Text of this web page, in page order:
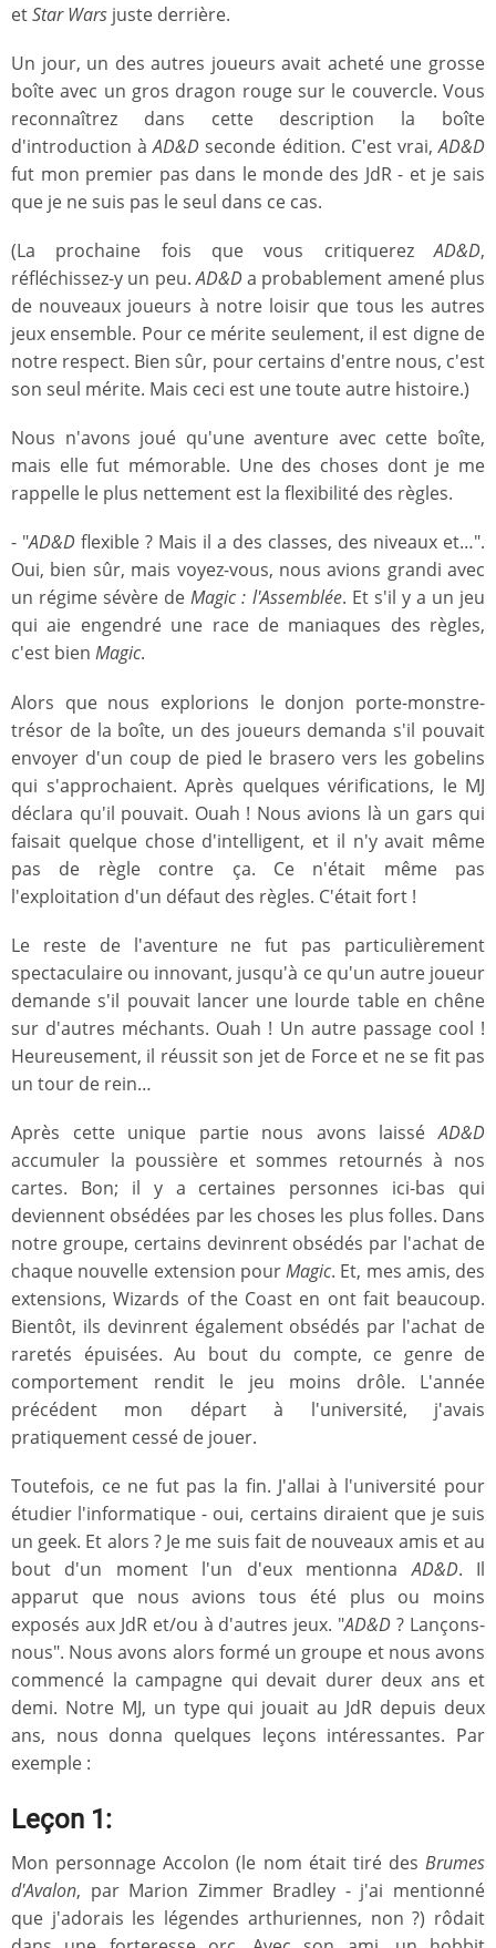
etStar Wars juste derrière.
Un jour, un des autres joueurs avait acheté une grosse
boîte avec un gros dragon rouge sur le couvercle. Vous
reconnaîtrez dans cette description la boîte
d'introduction àAD&D seconde édition. C'est vrai,AD&D
fut mon premier pas dans le monde des JdR - et je sais
que je ne suis pas le seul dans ce cas.
(La prochaine fois que vous critiquerezAD&D,
réfléchissez-y un peu.AD&Da probablement amené plus
de nouveaux joueurs à notre loisir que tous les autres
jeux ensemble. Pour ce mérite seulement, il est digne de
notre respect. Bien sûr, pour certains d'entre nous, c'est
son seul mérite. Mais ceci est une toute autre histoire.)
Nous n'avons joué qu'une aventure avec cette boîte,
mais elle fut mémorable. Une des choses dont je me
rappelle le plus nettement est la flexibilité des règles.
- "AD&D flexible ? Mais il a des classes, des niveaux et…".
Oui, bien sûr, mais voyez-vous, nous avions grandi avec
un régime sévère deMagic : l'Assemblée. Et s'il y a un jeu
qui aie engendré une race de maniaques des règles,
c'est bien Magic.
Alors que nous explorions le donjon porte-monstre-
trésor de la boîte, un des joueurs demanda s'il pouvait
envoyer d'un coup de pied le brasero vers les gobelins
qui s'approchaient. Après quelques vérifications, le MJ
déclara qu'il pouvait. Ouah ! Nous avions là un gars qui
faisait quelque chose d'intelligent, et il n'y avait même
pas de règle contre ça. Ce n'était même pas
l'exploitation d'un défaut des règles. C'était fort !
Le reste de l'aventure ne fut pas particulièrement
spectaculaire ou innovant, jusqu'à ce qu'un autre joueur
demande s'il pouvait lancer une lourde table en chêne
sur d'autres méchants. Ouah ! Un autre passage cool !
Heureusement, il réussit son jet de Force et ne se fit pas
un tour de rein…
Après cette unique partie nous avons laisséAD&D
accumuler la poussière et sommes retournés à nos
cartes. Bon; il y a certaines personnes ici-bas qui
deviennent obsédées par les choses les plus folles. Dans
notre groupe, certains devinrent obsédés par l'achat de
chaque nouvelle extension pourMagic. Et, mes amis, des
extensions, Wizards of the Coast en ont fait beaucoup.
Bientôt, ils devinrent également obsédés par l'achat de
raretés épuisées. Au bout du compte, ce genre de
comportement rendit le jeu moins drôle. L'année
précédent mon départ à l'université, j'avais
pratiquement cessé de jouer.
Toutefois, ce ne fut pas la fin. J'allai à l'université pour
étudier l'informatique - oui, certains diraient que je suis
un geek. Et alors ? Je me suis fait de nouveaux amis et au
bout d'un moment l'un d'eux mentionnaAD&D. Il
apparut que nous avions tous été plus ou moins
exposés aux JdR et/ou à d'autres jeux. "AD&D ? Lançons-
nous". Nous avons alors formé un groupe et nous avons
commencé la campagne qui devait durer deux ans et
demi. Notre MJ, un type qui jouait au JdR depuis deux
ans, nous donna quelques leçons intéressantes. Par
exemple :
Leçon 1:
Mon personnage Accolon (le nom était tiré des Brumes
d'Avalon, par Marion Zimmer Bradley - j'ai mentionné
que j'adorais les légendes arthuriennes, non ?) rôdait